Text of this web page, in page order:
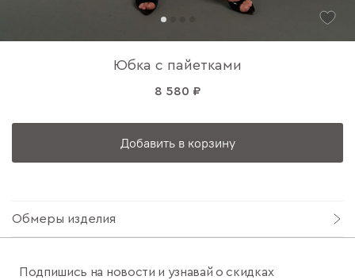
Юбка с пайетками
8 580 ₽
Добавить в корзину
Обмеры изделия
Подпишись на новости и узнавай о скидках